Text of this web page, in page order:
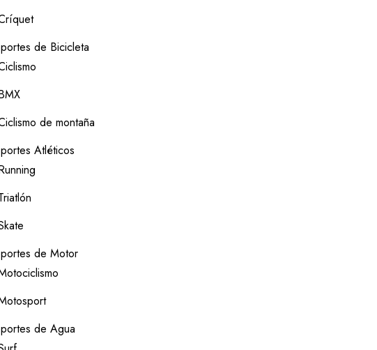
de Bicicleta
de montaña
Atléticos
de Motor
de Agua